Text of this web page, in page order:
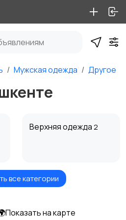
Мужская одежда Другое
Верхняя одежда 2
Головные уборы
все категории
на карте